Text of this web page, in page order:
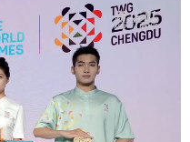
教育
量子 体育
图片 政务